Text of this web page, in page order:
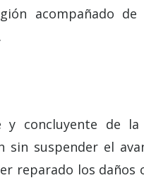
acompañado de
concluyente de la
sin suspender el
reparado los daños